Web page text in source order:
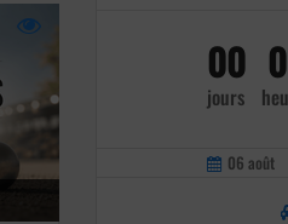
00
jours
06 août